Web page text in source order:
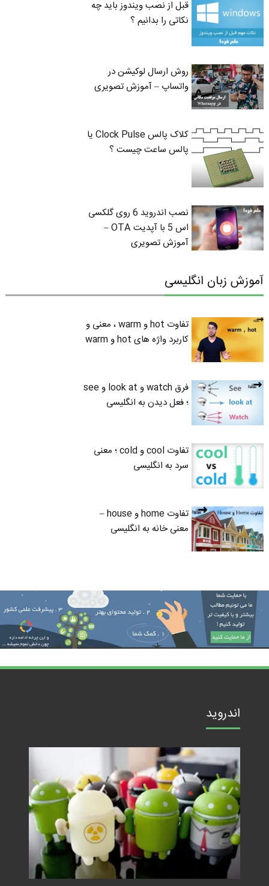
قبل از نصب ویندوز باید چه
نکاتی را بدانیم ؟
روش ارسال لوکیشن در
واتساپ – آموزش تصویری
کلاک پالس Clock Pulse یا
پالس ساعت چیست ؟
نصب اندروید 6 روی گلکسی
اس 5 با آپدیت OTA –
آموزش تصویری
آموزش زبان انگلیسی
تفاوت hot و warm ، معنی و
کاربرد واژه های hot و warm
فرق watch و look at و see
؛ فعل دیدن به انگلیسی
تفاوت cool و cold ؛ معنی
سرد به انگلیسی
تفاوت home و house –
معنی خانه به انگلیسی
اندروید